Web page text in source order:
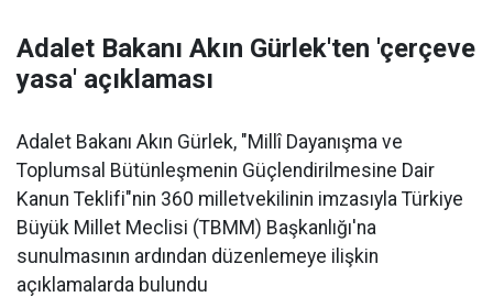
Adalet Bakanı Akın Gürlek'ten 'çerçeve
yasa' açıklaması
Adalet Bakanı Akın Gürlek, "Millî Dayanışma ve
Toplumsal Bütünleşmenin Güçlendirilmesine Dair
Kanun Teklifi"nin 360 milletvekilinin imzasıyla Türkiye
Büyük Millet Meclisi (TBMM) Başkanlığı'na
sunulmasının ardından düzenlemeye ilişkin
açıklamalarda bulundu